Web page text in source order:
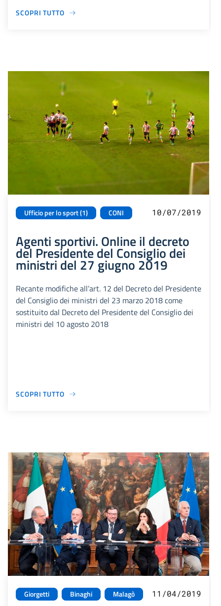
SCOPRI TUTTO
Ufficio per lo sport (1) CONI 10/07/2019
Agenti sportivi. Online il decreto
del Presidente del Consiglio dei
ministri del 27 giugno 2019
Recante modifiche all’art. 12 del Decreto del Presidente
del Consiglio dei ministri del 23 marzo 2018 come
sostituito dal Decreto del Presidente del Consiglio dei
ministri del 10 agosto 2018
SCOPRI TUTTO
Giorgetti Binaghi Malagò 11/04/2019